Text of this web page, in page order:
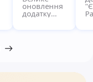
оновлення
додатку